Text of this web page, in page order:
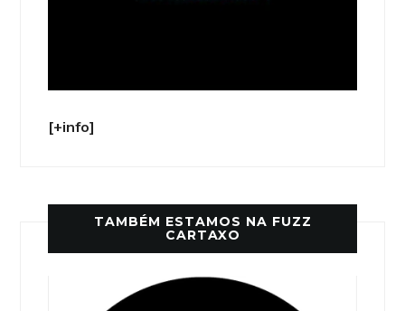
[+info]
TAMBÉM ESTAMOS NA FUZZ
CARTAXO